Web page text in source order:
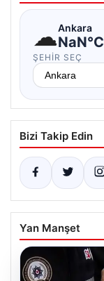
☁Ankara
NaN°C
ŞEHIR SEÇ
Bizi Takip Edin
Yan Manşet